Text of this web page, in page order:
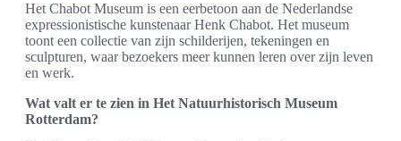
Het Chabot Museum is een eerbetoon aan de Nederlandse
expressionistische kunstenaar Henk Chabot. Het museum
toont een collectie van zijn schilderijen, tekeningen en
sculpturen, waar bezoekers meer kunnen leren over zijn leven
en werk.
Wat valt er te zien in Het Natuurhistorisch Museum
Rotterdam?